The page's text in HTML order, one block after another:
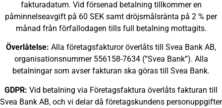
fakturadatum. Vid försenad betalning tillkommer en
påminnelseavgift på 60 SEK samt dröjsmålsränta på 2 % per
månad från förfallodagen tills full betalning mottagits.
Överlåtelse: Alla företagsfakturor överlåts till Svea Bank AB,
organisationsnummer 556158-7634 (”Svea Bank”). Alla
betalningar som avser fakturan ska göras till Svea Bank.
GDPR: Vid betalning via Företagsfaktura överlåts fakturan till
Svea Bank AB, och vi delar då företagskundens personuppgifter